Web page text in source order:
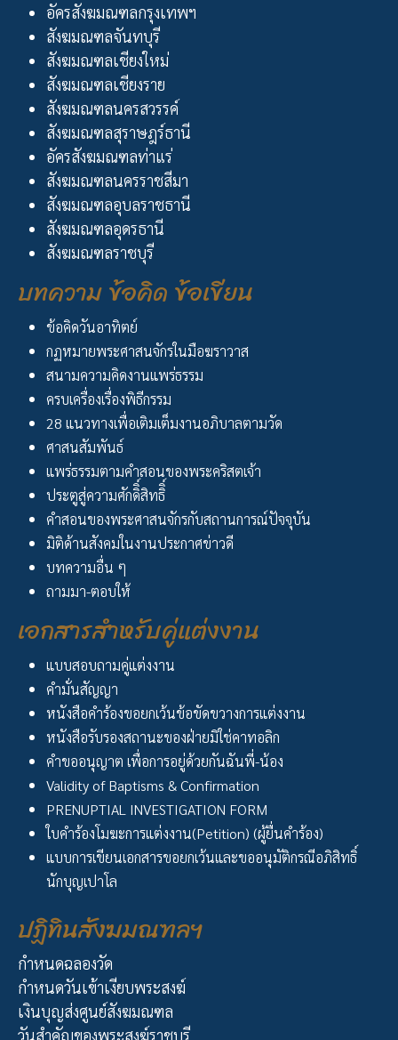
อัครสังฆมณฑลกรุงเทพฯ
สังฆมณฑลจันทบุรี
สังฆมณฑลเชียงใหม่
สังฆมณฑลเชียงราย
สังฆมณฑลนครสวรรค์
สังฆมณฑลสุราษฎร์ธานี
อัครสังฆมณฑลท่าแร่
สังฆมณฑลนครราชสีมา
สังฆมณฑลอุบลราชธานี
สังฆมณฑลอุดรธานี
สังฆมณฑลราชบุรี
บทความ ข้อคิด ข้อเขียน
ข้อคิดวันอาทิตย์
กฏหมายพระศาสนจักรในมือฆราวาส
สนามความคิดงานแพร่ธรรม
ครบเครื่องเรื่องพิธีกรรม
28 แนวทางเพื่อเติมเต็มงานอภิบาลตามวัด
ศาสนสัมพันธ์
แพร่ธรรมตามคำสอนของพระคริสตเจ้า
ประตูสู่ความศักดิิ์สิทธิิ์
คำสอนของพระศาสนจักรกับสถานการณ์ปัจจุบัน
มิติด้านสังคมในงานประกาศข่าวดี
บทความอื่น ๆ
ถามมา-ตอบให้
เอกสารสำหรับคู่แต่งงาน
แบบสอบถามคู่แต่งงาน
คำมั่นสัญญา
หนังสือคำร้องขอยกเว้นข้อขัดขวางการแต่งงาน
หนังสือรับรองสถานะของฝ่ายมิใช่คาทอลิก
คำขออนุญาต เพื่อการอยู่ด้วยกันฉันพี่-น้อง
Validity of Baptisms & Confirmation
PRENUPTIAL INVESTIGATION FORM
ใบคำร้องโมฆะการแต่งงาน(Petition) (ผู้ยื่นคำร้อง)
แบบการเขียนเอกสารขอยกเว้นและขออนุมัติกรณีอภิสิทธิ์
นักบุญเปาโล
ปฏิทินสังฆมณฑลฯ
กำหนดฉลองวัด
กำหนดวันเข้าเงียบพระสงฆ์
เงินบุญส่งศูนย์สังฆมณฑล
วันสำคัญของพระสงฆ์ราชบุรี